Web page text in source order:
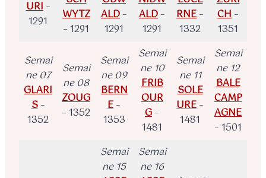
URI–
1291
WYTZ
– 1291
ALD–
1291
ALD–
1291
RNE–
1332
CH–
1351
Semai
ne 07
GLARI
S–
1352
Semai
ne 08
ZOUG
– 1352
Semai
ne 09
BERN
E–
1353
Semai
ne 10
FRIB
OUR
G–
1481
Semai
ne 11
SOLE
URE–
1481
Semai
ne 12
BALE
CAMP
AGNE
– 1501
Semai
ne 15
Semai
ne 16